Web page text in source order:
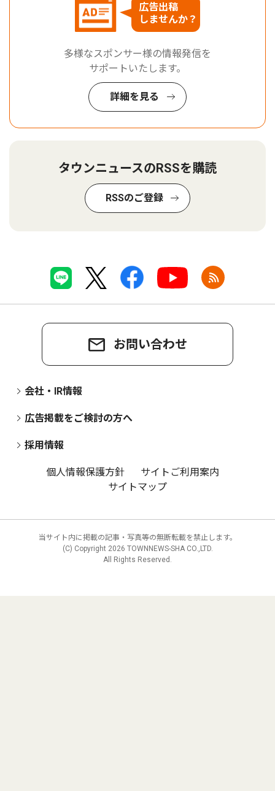
広告出稿
しませんか？
多様なスポンサー様の情報発信を
サポートいたします。
詳細を見る
タウンニュースのRSSを購読
RSSのご登録
お問い合わせ
会社・IR情報
広告掲載をご検討の方へ
採用情報
個人情報保護方針
サイトご利用案内
サイトマップ
当サイト内に掲載の記事・写真等の無断転載を禁止します。
(C) Copyright 2026 TOWNNEWS-SHA CO.,LTD.
All Rights Reserved.